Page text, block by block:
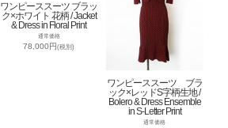
ワンピーススーツ ブラッ
ク×ホワイト 花柄 / Jacket
& Dress in Floral Print
通常価格
78,000円(税別)
ワンピーススーツ ブラ
ック×レッドS字柄生地 /
Bolero & Dress Ensemble
in S-Letter Print
通常価格